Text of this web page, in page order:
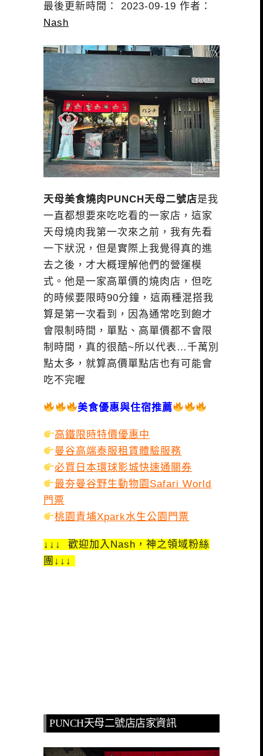
最後更新時間： 2023-09-19 作者：
Nash
天母美食燒肉PUNCH天母二號店是我
一直都想要來吃吃看的一家店，這家
天母燒肉我第一次來之前，我有先看
一下狀況，但是實際上我覺得真的進
去之後，才大概理解他們的營運模
式。他是一家高單價的燒肉店，但吃
的時候要限時90分鐘，這兩種混搭我
算是第一次看到，因為通常吃到飽才
會限制時間，單點、高單價都不會限
制時間，真的很酷~所以代表…千萬別
點太多，就算高價單點店也有可能會
吃不完喔
美食優惠與住宿推薦
高鐵限時特價優惠中
曼谷高端泰服租賃體驗服務
必買日本環球影城快速通關券
最夯曼谷野生動物園Safari World
門票
桃園青埔Xpark水生公園門票
↓↓↓ 歡迎加入Nash，神之領域粉絲
團↓↓↓
PUNCH天母二號店店家資訊